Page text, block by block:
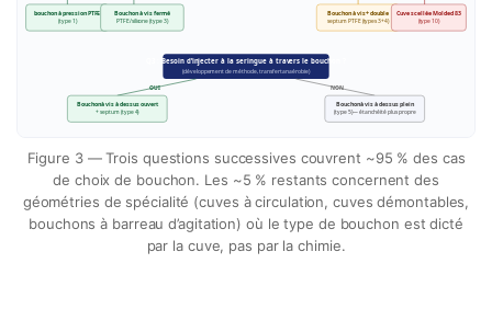
bouchon à pression PTFE
(type 1)
Bouchon à vis fermé
PTFE/silicone (type 3)
Bouchon à vis + double
septum PTFE (types 3+4)
Cuve scellée Molded 83
(type 10)
Q3 : Besoin d’injecter à la seringue à travers le bouchon ?
(développement de méthode, transfert anaérobie)
OUI
Bouchon à vis à dessus ouvert
+ septum (type 4)
NON
Bouchon à vis à dessus plein
(type 5) — étanchéité plus propre
Figure 3 — Trois questions successives couvrent ~95 % des cas
de choix de bouchon. Les ~5 % restants concernent des
géométries de spécialité (cuves à circulation, cuves démontables,
bouchons à barreau d’agitation) où le type de bouchon est dicté
par la cuve, pas par la chimie.